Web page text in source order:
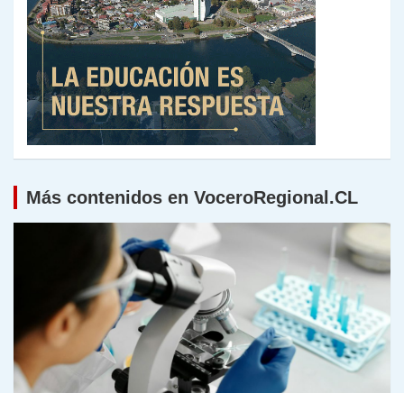
Más contenidos en VoceroRegional.CL